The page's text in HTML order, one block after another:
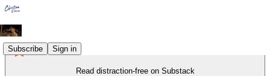
Subscribe Sign in
Read distraction-free on Substack